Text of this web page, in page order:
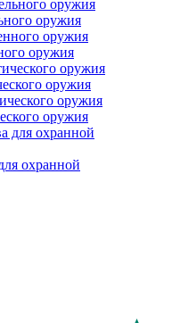
оружия
оружия
оружия
оружия
охранной